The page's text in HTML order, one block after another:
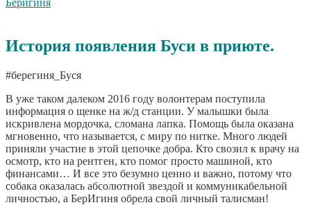
История появления Буси в приюте.
#берегиня_Буся
В уже таком далеком 2016 году волонтерам поступила
информация о щенке на ж/д станции. У малышки была
искривлена мордочка, сломана лапка. Помощь была оказана
мгновенно, что называется, с миру по нитке. Много людей
приняли участие в этой цепочке добра. Кто свозил к врачу на
осмотр, кто на рентген, кто помог просто машиной, кто
финансами… И все это безумно ценно и важно, потому что
собака оказалась абсолютной звездой и коммуникабельной
личностью, а БерИгиня обрела свой личный талисман!